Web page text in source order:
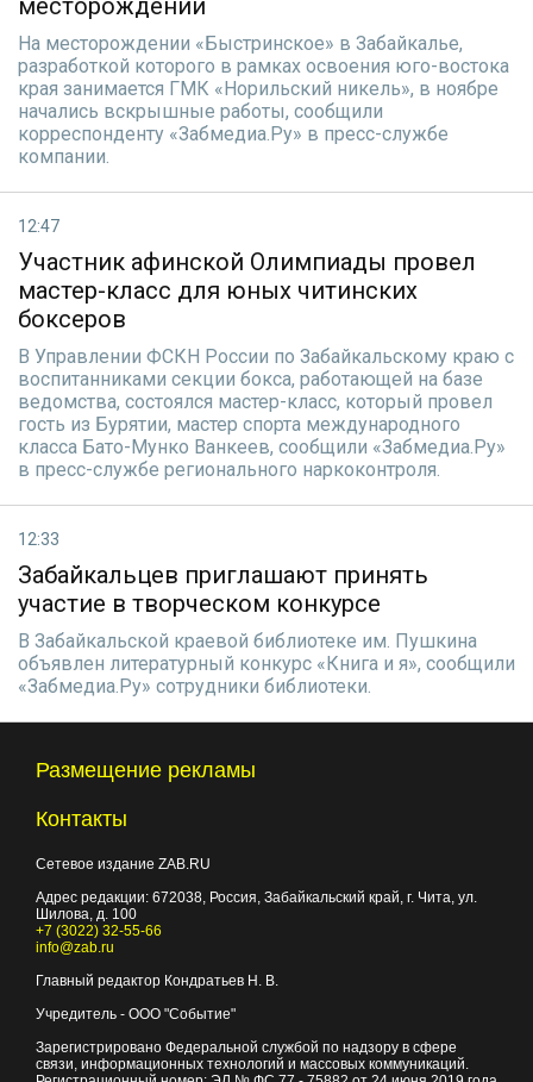
месторождении
На месторождении «Быстринское» в Забайкалье,
разработкой которого в рамках освоения юго-востока
края занимается ГМК «Норильский никель», в ноябре
начались вскрышные работы, сообщили
корреспонденту «Забмедиа.Ру» в пресс-службе
компании.
12:47
Участник афинской Олимпиады провел
мастер-класс для юных читинских
боксеров
В Управлении ФСКН России по Забайкальскому краю с
воспитанниками секции бокса, работающей на базе
ведомства, состоялся мастер-класс, который провел
гость из Бурятии, мастер спорта международного
класса Бато-Мунко Ванкеев, сообщили «Забмедиа.Ру»
в пресс-службе регионального наркоконтроля.
12:33
Забайкальцев приглашают принять
участие в творческом конкурсе
В Забайкальской краевой библиотеке им. Пушкина
объявлен литературный конкурс «Книга и я», сообщили
«Забмедиа.Ру» сотрудники библиотеки.
Размещение рекламы
Контакты
Сетевое издание ZAB.RU
Адрес редакции: 672038, Россия, Забайкальский край, г. Чита, ул.
Шилова, д. 100
+7 (3022) 32-55-66
info@zab.ru
Главный редактор Кондратьев Н. В.
Учредитель - ООО "Событие"
Зарегистрировано Федеральной службой по надзору в сфере
связи, информационных технологий и массовых коммуникаций.